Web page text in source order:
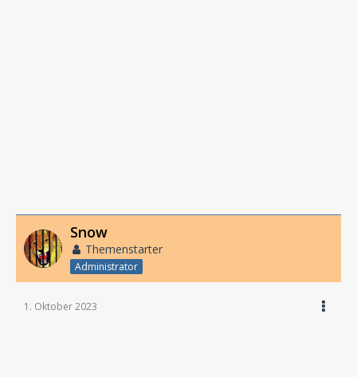
Snow
Themenstarter
Administrator
1. Oktober 2023